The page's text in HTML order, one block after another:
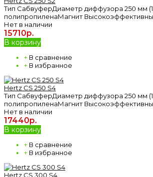
Тип СабвуферДиаметр диффузора 250 мм
полипропиленаМагнит
Нет в наличии
15710р.
В корзину
+ В сравнение
+ В избранное
Hertz CS 250 S4
Тип СабвуферДиаметр диффузора 250 мм
полипропиленаМагнит
Нет в наличии
17440р.
В корзину
+ В сравнение
+ В избранное
Hertz CS 300 S4